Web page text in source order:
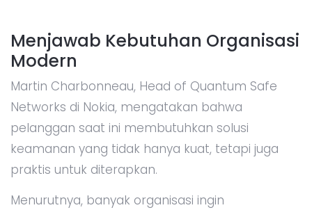
Menjawab Kebutuhan Organisasi
Modern
Martin Charbonneau, Head of Quantum Safe
Networks di Nokia, mengatakan bahwa
pelanggan saat ini membutuhkan solusi
keamanan yang tidak hanya kuat, tetapi juga
praktis untuk diterapkan.
Menurutnya, banyak organisasi ingin